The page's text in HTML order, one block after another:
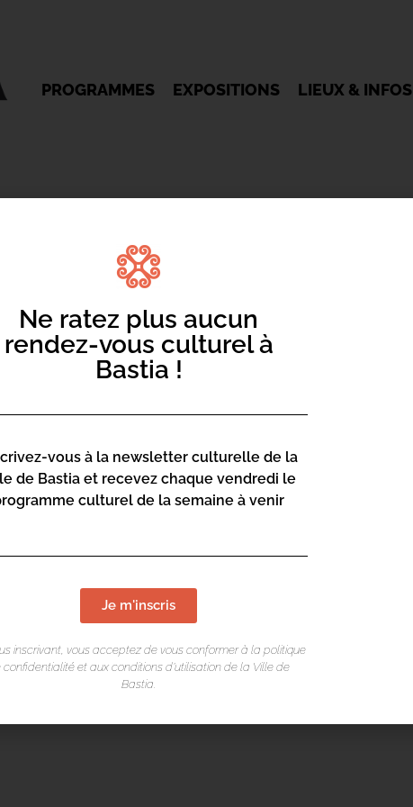
PROGRAMMES EXPOSITIONS LIEUX & INFOS
Mentions légales/Cookie/ Réalisation Corsicaweb
Ne ratez plus aucun
rendez-vous culturel à
Bastia !
vous à la newsletter culturelle de la
de Bastia et recevez chaque vendredi le
culturel de la semaine à venir
Je m'inscris
inscrivant, vous acceptez de vous conformer à la politique
confidentialité et aux conditions d’utilisation de la Ville de
Bastia.